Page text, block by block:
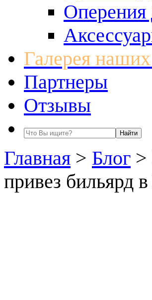
Оперения
Галерея
Партнеры
Отзывы
Главная > Блог >
привез бильярд